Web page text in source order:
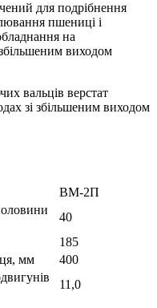
для подрібнення
пшениці і
на
виходом
вальців верстат
зі збільшеним виходом
ВМ-2П
40
185
мм
400
11,0